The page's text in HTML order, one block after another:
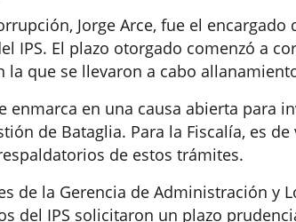
Jorge Arce, fue el
IPS. El plazo otorgado comenzó a
la que se llevaron a cabo
enmarca en una causa abierta para
de Bataglia. Para la Fiscalía, es
de estos trámites.
de la Gerencia de Administración y
del IPS solicitaron un plazo